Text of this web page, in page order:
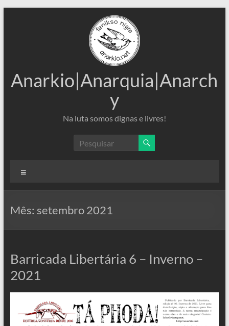
Anarkio|Anarquia|Anarch
y
Na luta somos dignas e livres!
Mês: setembro 2021
Barricada Libertária 6 – Inverno –
2021